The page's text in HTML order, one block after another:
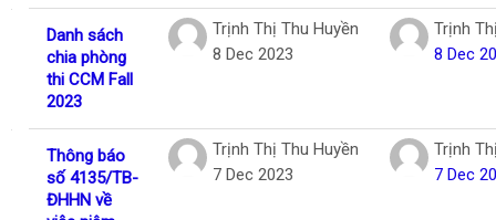
Danh sách
chia phòng
thi CCM Fall
2023
Trịnh Thị Thu Huyền
8 Dec 2023
Trịnh
8 Dec
Thông báo
số 4135/TB-
ĐHHN về
Trịnh Thị Thu Huyền
7 Dec 2023
Trịnh
7 Dec